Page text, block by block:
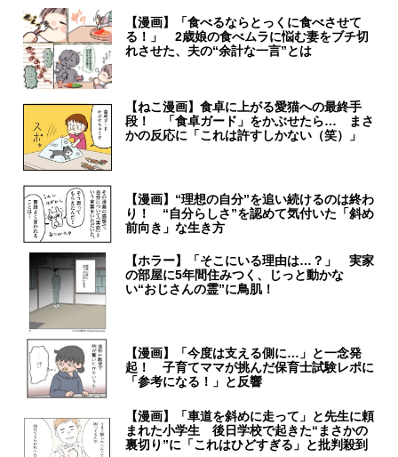
【漫画】「食べるならとっくに食べさせて
る！」 2歳娘の食べムラに悩む妻をブチ切
れさせた、夫の“余計な一言”とは
【ねこ漫画】食卓に上がる愛猫への最終手
段！ 「食卓ガード」をかぶせたら… まさ
かの反応に「これは許すしかない（笑）」
【漫画】“理想の自分”を追い続けるのは終わ
り！ “自分らしさ”を認めて気付いた「斜め
前向き」な生き方
【ホラー】「そこにいる理由は…？」 実家
の部屋に5年間住みつく、じっと動かな
い“おじさんの霊”に鳥肌！
【漫画】「今度は支える側に…」と一念発
起！ 子育てママが挑んだ保育士試験レポに
「参考になる！」と反響
【漫画】「車道を斜めに走って」と先生に頼
まれた小学生 後日学校で起きた“まさかの
裏切り”に「これはひどすぎる」と批判殺到